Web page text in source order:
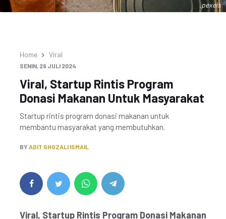
.pexels
Home Viral
SENIN, 29 JULI 2024
Viral, Startup Rintis Program
Donasi Makanan Untuk Masyarakat
Startup rintis program donasi makanan untuk
membantu masyarakat yang membutuhkan.
BY ADIT GHOZALI ISMAIL
Viral, Startup Rintis Program Donasi Makanan